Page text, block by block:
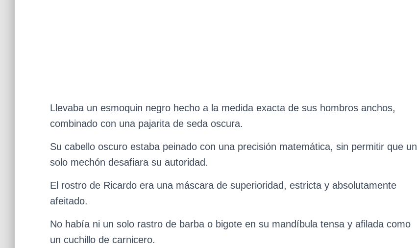
Llevaba un esmoquin negro hecho a la medida exacta de sus hombros anchos,
combinado con una pajarita de seda oscura.
Su cabello oscuro estaba peinado con una precisión matemática, sin permitir que un
solo mechón desafiara su autoridad.
El rostro de Ricardo era una máscara de superioridad, estricta y absolutamente
afeitado.
No había ni un solo rastro de barba o bigote en su mandíbula tensa y afilada como
un cuchillo de carnicero.